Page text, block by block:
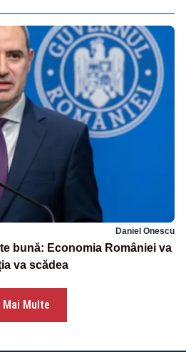
Daniel Onescu
bună: Economia României va
va scădea
Mai Multe